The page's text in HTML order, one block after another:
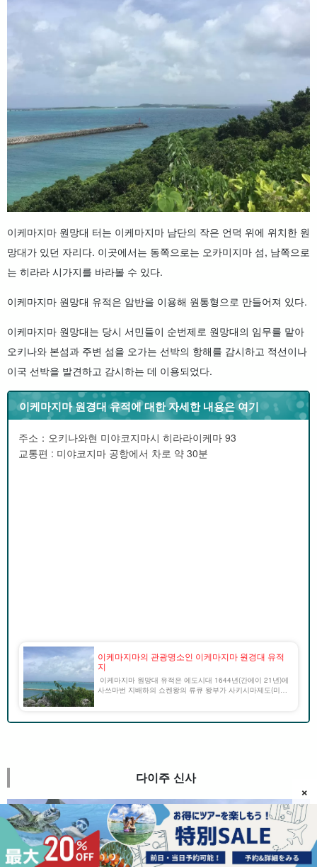
이케마지마 원망대 터는 이케마지마 남단의 작은 언덕 위에 위치한 원
망대가 있던 자리다. 이곳에서는 동쪽으로는 오카미지마 섬, 남쪽으로
는 히라라 시가지를 바라볼 수 있다.
이케마지마 원망대 유적은 암반을 이용해 원통형으로 만들어져 있다.
이케마지마 원망대는 당시 서민들이 순번제로 원망대의 임무를 맡아
오키나와 본섬과 주변 섬을 오가는 선박의 항해를 감시하고 적선이나
이국 선박을 발견하고 감시하는 데 이용되었다.
이케마지마 원경대 유적에 대한 자세한 내용은 여기
주소：오키나와현 미야코지마시 히라라이케마 93
교통편 : 미야코지마 공항에서 차로 약 30분
이케마지마의 관광명소인 이케마지마 원경대 유적
지
이케마지마 원망대 유적은 에도시대 1644년(간에이 21년)에
사쓰마번 지배하의 쇼켄왕의 류큐 왕부가 사키시마제도(미야
다이주 신사
×